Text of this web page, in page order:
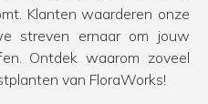
Klanten waarderen onze
streven ernaar om jouw
Ontdek waarom zoveel
van FloraWorks!